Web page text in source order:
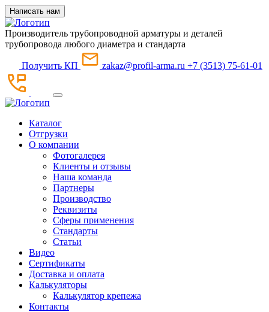
Написать нам
Производитель трубопроводной арматуры и деталей
трубопровода любого диаметра и стандарта
Получить КП zakaz@profil-arma.ru +7 (3513) 75-61-01
Каталог
Отгрузки
О компании
Фотогалерея
Клиенты и отзывы
Наша команда
Партнеры
Производство
Реквизиты
Сферы применения
Стандарты
Статьи
Видео
Сертификаты
Доставка и оплата
Калькуляторы
Калькулятор крепежа
Контакты